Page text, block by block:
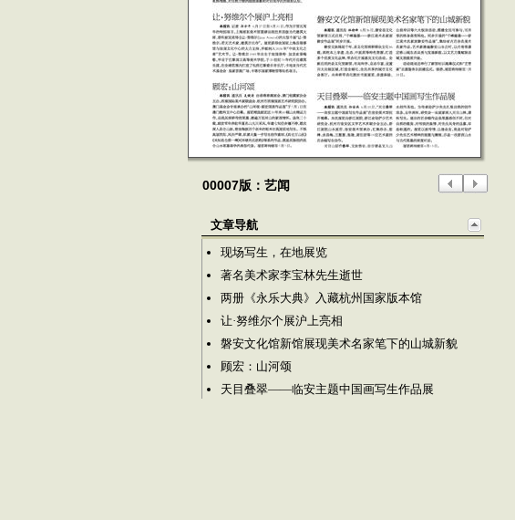
00007版：艺闻
文章导航
现场写生，在地展览
著名美术家李宝林先生逝世
两册《永乐大典》入藏杭州国家版本馆
让·努维尔个展沪上亮相
磐安文化馆新馆展现美术名家笔下的山城新貌
顾宏：山河颂
天目叠翠——临安主题中国画写生作品展